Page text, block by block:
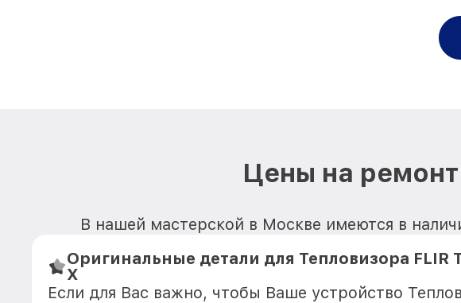
Цены на ремонт
В нашей мастерской в Москве имеются в
Оригинальные детали для Тепловизора FLIR
X
Если для Вас важно, чтобы Ваше устройство